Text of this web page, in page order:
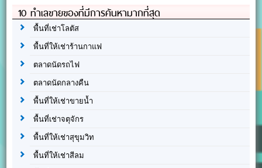
10 ทำเลขายของที่มีการค้นหามากที่สุด
พื้นที่เช่าโลตัส
พื้นที่ให้เช่าร้านกาแฟ
ตลาดนัดรถไฟ
ตลาดนัดกลางคืน
พื้นที่ให้เช่าขายน้ำ
พื้นที่เช่าจตุจักร
พื้นที่ให้เช่าสุขุมวิท
พื้นที่ให้เช่าสีลม